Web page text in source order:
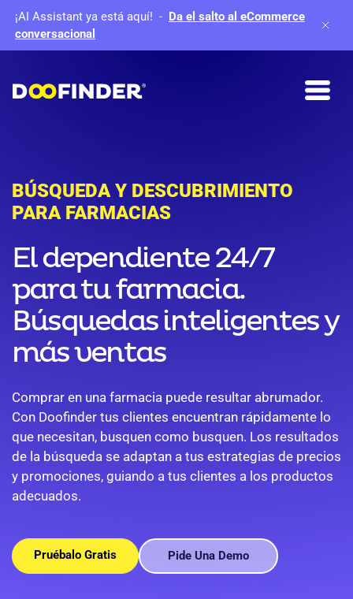
¡AI Assistant ya está aquí! - Da el salto al eCommerce
conversacional
BÚSQUEDA Y DESCUBRIMIENTO
PARA FARMACIAS
El dependiente 24/7
para tu farmacia.
Búsquedas inteligentes y
más ventas
Comprar en una farmacia puede resultar abrumador.
Con Doofinder tus clientes encuentran rápidamente lo
que necesitan, busquen como busquen. Los resultados
de la búsqueda se adaptan a tus estrategias de precios
y promociones, guiando a tus clientes a los productos
adecuados.
Pruébalo Gratis Pide Una Demo